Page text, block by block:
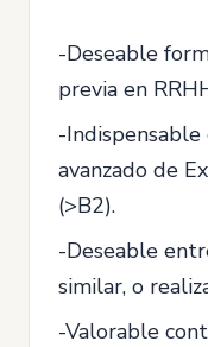
-Deseable
previa en
-
avanzado de
(>B2).
-Deseable
similar, o
-Valorable